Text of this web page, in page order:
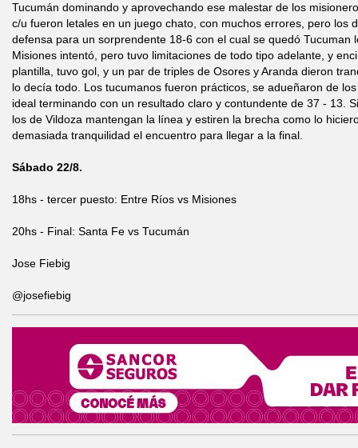
Tucumán dominando y aprovechando ese malestar de los
c/u fueron letales en un juego chato, con muchos errores, pero los
defensa para un sorprendente 18-6 con el cual se quedó Tucuman
Misiones intentó, pero tuvo limitaciones de todo tipo adelante, y
plantilla, tuvo gol, y un par de triples de Osores y Aranda dieron
lo decía todo. Los tucumanos fueron prácticos, se adueñaron de
ideal terminando con un resultado claro y contundente de 37 - 13.
los de Vildoza mantengan la línea y estiren la brecha como lo
demasiada tranquilidad el encuentro para llegar a la final.
Sábado 22/8.
18hs - tercer puesto: Entre Ríos vs Misiones
20hs - Final: Santa Fe vs Tucumán
Jose Fiebig
@josefiebig